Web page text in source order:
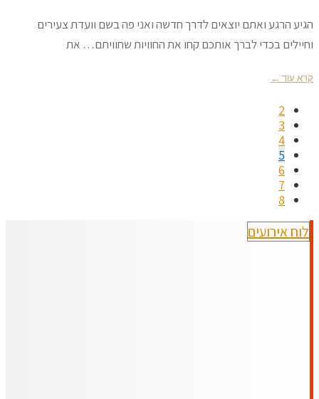
הגיע הרגע ואתם יוצאים לדרך חדשה ואני פה בשם וועדת צעירים
וחיילים בכדי לברך אותכם קחו את החוויות שחוויתם… את
קרא עוד ←
2
3
4
5
6
7
8
לוח אירועים